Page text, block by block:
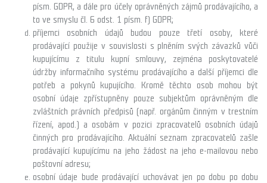
písm. GDPR, a dále pro účely oprávněných zájmů prodávajícího, a
to ve smyslu čl. 6 odst. 1 písm. f) GDPR;
příjemci osobních údajů budou pouze třetí osoby, které
prodávající použije v souvislosti s plněním svých závazků vůči
kupujícímu z titulu kupní smlouvy, zejména poskytovatelé
údržby informačního systému prodávajícího a další příjemci dle
potřeb a pokynů kupujícího. Kromě těchto osob mohou být
osobní údaje zpřístupněny pouze subjektům oprávněným dle
zvláštních právních předpisů (např. orgánům činným v trestním
řízení, apod.) a osobám v pozici zpracovatelů osobních údajů
činných pro prodávajícího. Aktuální seznam zpracovatelů zašle
prodávající kupujícímu na jeho žádost na jeho e-mailovou nebo
poštovní adresu;
osobní údaje bude prodávající uchovávat jen po dobu po dobu